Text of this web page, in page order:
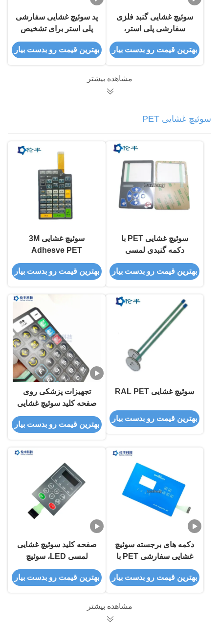
سوئیچ غشایی گنبد فلزی
سفارشی پلی استر،
سوئیچ گنبد فلزی لمسی
دو دم
بهترین قیمت رو بدست بیار
پد سوئیچ غشایی سفارشی
پلی استر برای تشخیص
ابزار
بهترین قیمت رو بدست بیار
مشاهده بیشتر
سوئیچ غشایی PET
سوئیچ غشایی PET با
دکمه گنبدی لمسی
بهترین قیمت رو بدست بیار
سوئیچ غشایی 3M
Adhesve PET
بهترین قیمت رو بدست بیار
سوئیچ غشایی RAL PET
بهترین قیمت رو بدست بیار
تجهیزات پزشکی روی
صفحه کلید سوئیچ غشایی
پلیدون PET لمسی گنبد
فلزی
بهترین قیمت رو بدست بیار
دکمه های برجسته سوئیچ
غشایی سفارشی PET با
سطح براق
بهترین قیمت رو بدست بیار
صفحه کلید سوئیچ غشایی
لمسی LED، سوئیچ
لمسی گنبدی فلزی پنجره
LCD مشکی
بهترین قیمت رو بدست بیار
مشاهده بیشتر